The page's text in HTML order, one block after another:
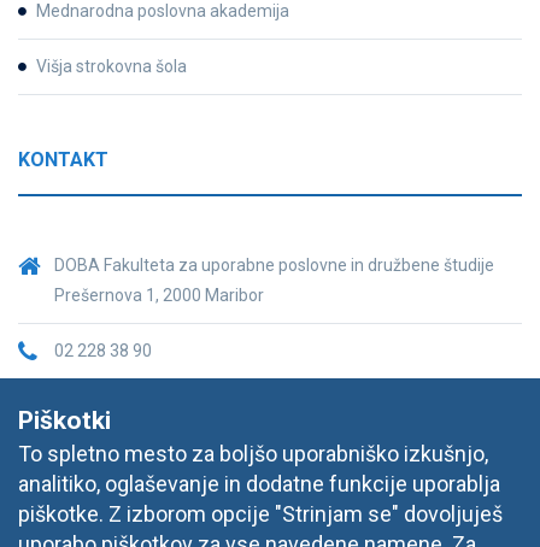
Mednarodna poslovna akademija
Višja strokovna šola
KONTAKT
DOBA Fakulteta za uporabne poslovne in družbene študije
Prešernova 1, 2000 Maribor
02 228 38 90
fakulteta@doba.si
Piškotki
To spletno mesto za boljšo uporabniško izkušnjo,
analitiko, oglaševanje in dodatne funkcije uporablja
piškotke. Z izborom opcije "Strinjam se" dovoljuješ